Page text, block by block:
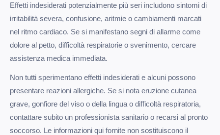
Effetti indesiderati potenzialmente più seri includono sintomi di
irritabilità severa, confusione, aritmie o cambiamenti marcati
nel ritmo cardiaco. Se si manifestano segni di allarme come
dolore al petto, difficoltà respiratorie o svenimento, cercare
assistenza medica immediata.
Non tutti sperimentano effetti indesiderati e alcuni possono
presentare reazioni allergiche. Se si nota eruzione cutanea
grave, gonfiore del viso o della lingua o difficoltà respiratoria,
contattare subito un professionista sanitario o recarsi al pronto
soccorso. Le informazioni qui fornite non sostituiscono il